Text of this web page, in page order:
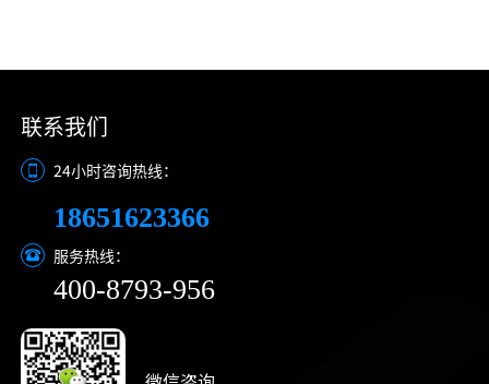
联系我们
24小时咨询热线：
18651623366
服务热线：
400-8793-956